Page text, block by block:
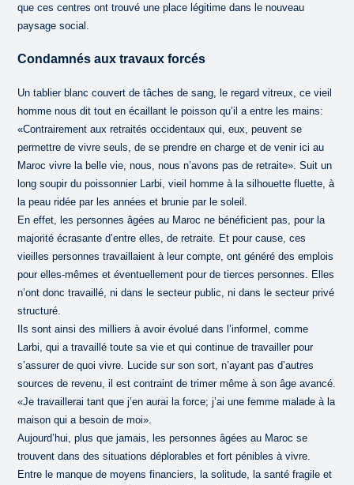
que ces centres ont trouvé une place légitime dans le nouveau
paysage social.
Condamnés aux travaux forcés
Un tablier blanc couvert de tâches de sang, le regard vitreux, ce vieil
homme nous dit tout en écaillant le poisson qu’il a entre les mains:
«Contrairement aux retraités occidentaux qui, eux, peuvent se
permettre de vivre seuls, de se prendre en charge et de venir ici au
Maroc vivre la belle vie, nous, nous n’avons pas de retraite». Suit un
long soupir du poissonnier Larbi, vieil homme à la silhouette fluette, à
la peau ridée par les années et brunie par le soleil.
En effet, les personnes âgées au Maroc ne bénéficient pas, pour la
majorité écrasante d’entre elles, de retraite. Et pour cause, ces
vieilles personnes travaillaient à leur compte, ont généré des emplois
pour elles-mêmes et éventuellement pour de tierces personnes. Elles
n’ont donc travaillé, ni dans le secteur public, ni dans le secteur privé
structuré.
Ils sont ainsi des milliers à avoir évolué dans l’informel, comme
Larbi, qui a travaillé toute sa vie et qui continue de travailler pour
s’assurer de quoi vivre. Lucide sur son sort, n’ayant pas d’autres
sources de revenu, il est contraint de trimer même à son âge avancé.
«Je travaillerai tant que j’en aurai la force; j’ai une femme malade à la
maison qui a besoin de moi».
Aujourd’hui, plus que jamais, les personnes âgées au Maroc se
trouvent dans des situations déplorables et fort pénibles à vivre.
Entre le manque de moyens financiers, la solitude, la santé fragile et